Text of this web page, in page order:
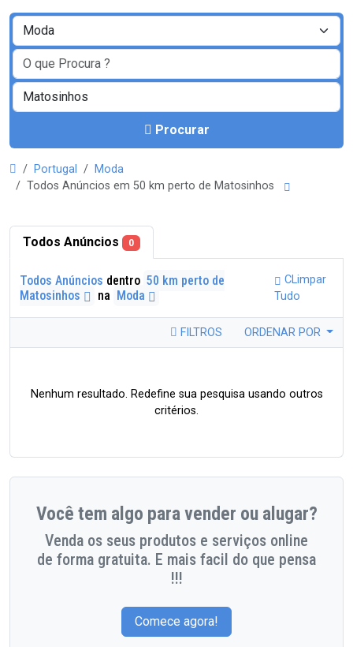
Procurar
Portugal
Moda
Todos Anúncios em 50 km perto de Matosinhos
Todos Anúncios 0
Todos Anúncios dentro 50 km perto de
Matosinhos
na Moda
CLimpar
Tudo
FILTROS ORDENAR POR
Nenhum resultado. Redefine sua pesquisa usando outros
critérios.
Você tem algo para vender ou alugar?
Venda os seus produtos e serviços online
de forma gratuita. E mais facil do que pensa
!!!
Comece agora!